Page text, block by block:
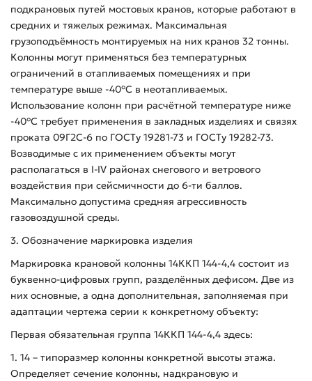
подкрановых путей мостовых кранов, которые работают в
средних и тяжелых режимах. Максимальная
грузоподъёмность монтируемых на них кранов 32 тонны.
Колонны могут применяться без температурных
ограничений в отапливаемых помещениях и при
температуре выше -40°С в неотапливаемых.
Использование колонн при расчётной температуре ниже
-40°С требует применения в закладных изделиях и связях
проката 09Г2С-6 по ГОСТу 19281-73 и ГОСТу 19282-73.
Возводимые с их применением объекты могут
располагаться в I-IV районах снегового и ветрового
воздействия при сейсмичности до 6-ти баллов.
Максимально допустима средняя агрессивность
газовоздушной среды.
3. Обозначение маркировка изделия
Маркировка крановой колонны 14ККП 144-4,4 состоит из
буквенно-цифровых групп, разделённых дефисом. Две из
них основные, а одна дополнительная, заполняемая при
адаптации чертежа серии к конкретному объекту:
Первая обязательная группа 14ККП 144-4,4 здесь:
1. 14 – типоразмер колонны конкретной высоты этажа.
Определяет сечение колонны, надкрановую и